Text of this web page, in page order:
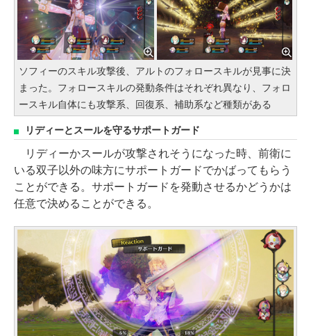
ソフィーのスキル攻撃後、アルトのフォロースキルが見事に決
まった。フォロースキルの発動条件はそれぞれ異なり、フォロ
ースキル自体にも攻撃系、回復系、補助系など種類がある
リディーとスールを守るサポートガード
リディーかスールが攻撃されそうになった時、前衛に
いる双子以外の味方にサポートガードでかばってもらう
ことができる。サポートガードを発動させるかどうかは
任意で決めることができる。